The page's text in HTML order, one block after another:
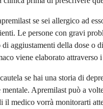
se sei allergico ad
Le persone con gravi
aggiustamenti della dose o
viene elaborato attraverso
se hai una storia di
Apremilast può a
il medico vorrà monitorarti